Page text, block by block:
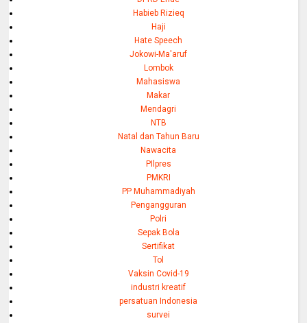
Habieb Rizieq
Haji
Hate Speech
Jokowi-Ma'aruf
Lombok
Mahasiswa
Makar
Mendagri
NTB
Natal dan Tahun Baru
Nawacita
PIlpres
PMKRI
PP Muhammadiyah
Pengangguran
Polri
Sepak Bola
Sertifikat
Tol
Vaksin Covid-19
industri kreatif
persatuan Indonesia
survei